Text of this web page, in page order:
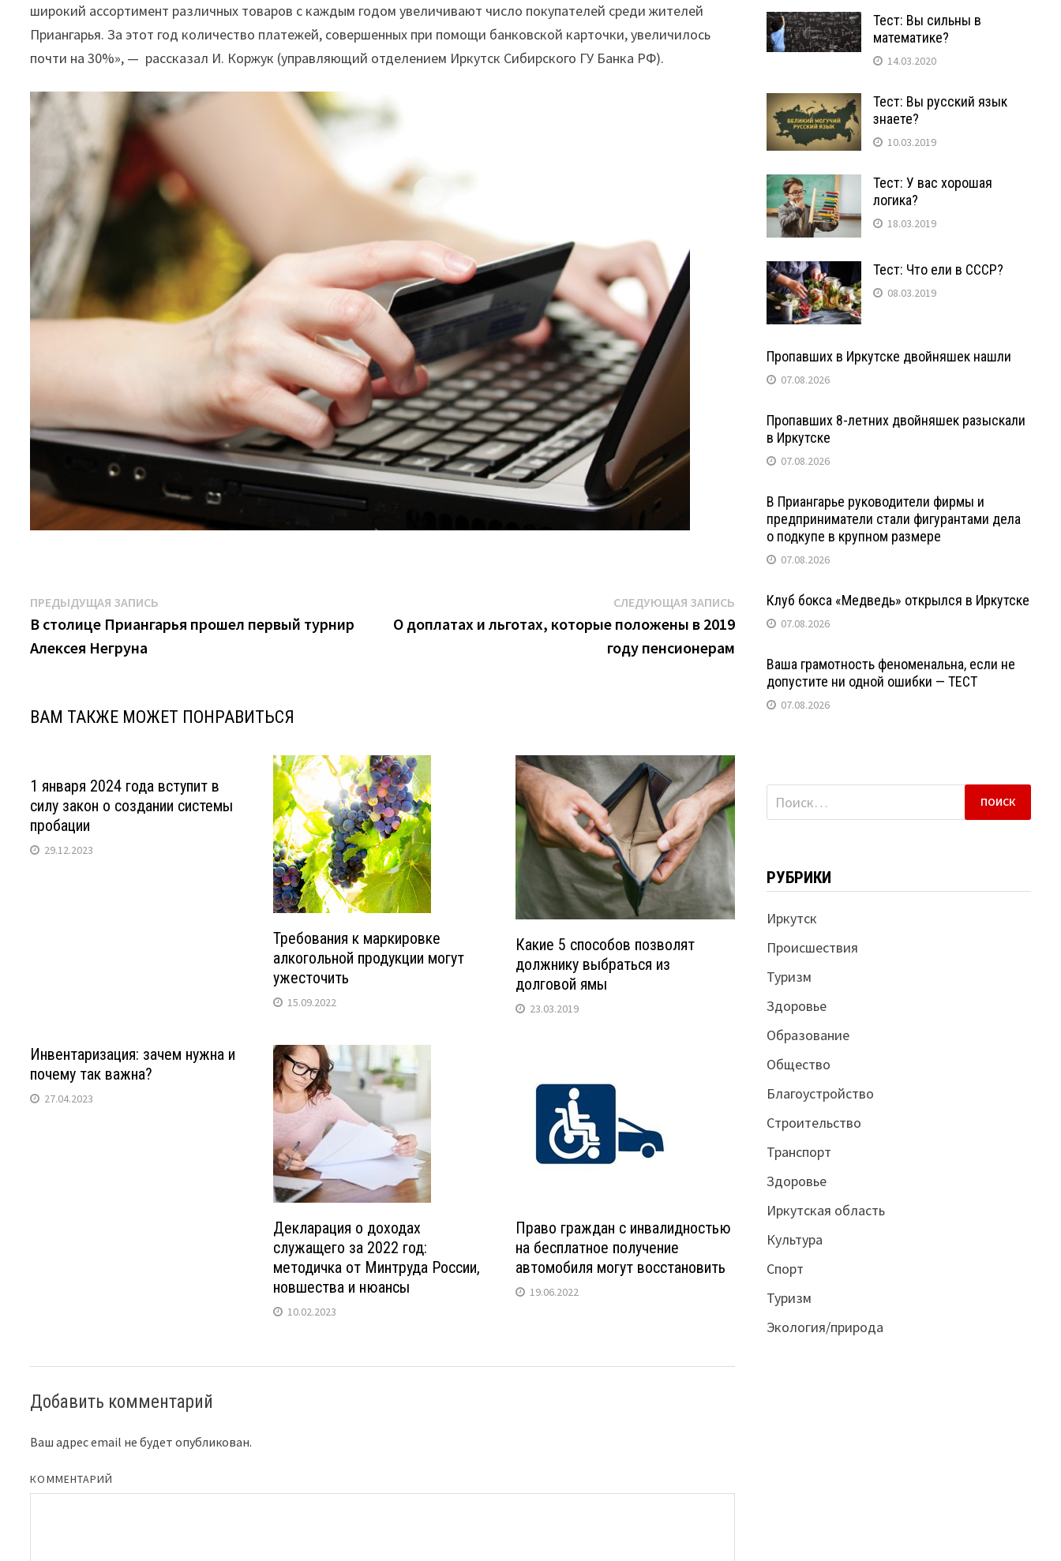
широкий ассортимент различных товаров с каждым годом увеличивают число покупателей среди жителей
Приангарья. За этот год количество платежей, совершенных при помощи банковской карточки, увеличилось
почти на 30%», — рассказал И. Коржук (управляющий отделением Иркутск Сибирского ГУ Банка РФ).
Навигация
по
записям
ПРЕДЫДУЩАЯ ЗАПИСЬ
запись:
В столице Приангарья прошел первый турнир
Алексея Негруна
СЛЕДУЮЩАЯ ЗАПИСЬСледующая
запись:
О доплатах и льготах, которые положены в 2019
году пенсионерам
ВАМ ТАКЖЕ МОЖЕТ ПОНРАВИТЬСЯ
1 января 2024 года вступит в
силу закон о создании системы
пробации
29.12.2023
Требования к маркировке
алкогольной продукции могут
ужесточить
15.09.2022
Какие 5 способов позволят
должнику выбраться из
долговой ямы
23.03.2019
Инвентаризация: зачем нужна и
почему так важна?
27.04.2023
Декларация о доходах
служащего за 2022 год:
методичка от Минтруда России,
новшества и нюансы
10.02.2023
Право граждан с инвалидностью
на бесплатное получение
автомобиля могут восстановить
19.06.2022
Добавить комментарий
Ваш адрес email не будет опубликован.
КОММЕНТАРИЙ
Тест: Вы сильны в
математике?
14.03.2020
Тест: Вы русский язык
знаете?
10.03.2019
Тест: У вас хорошая
логика?
18.03.2019
Тест: Что ели в СССР?
08.03.2019
Пропавших в Иркутске двойняшек нашли
07.08.2026
Пропавших 8-летних двойняшек разыскали
в Иркутске
07.08.2026
В Приангарье руководители фирмы и
предприниматели стали фигурантами дела
о подкупе в крупном размере
07.08.2026
Клуб бокса «Медведь» открылся в Иркутске
07.08.2026
Ваша грамотность феноменальна, если не
допустите ни одной ошибки — ТЕСТ
07.08.2026
Найти:
РУБРИКИ
Иркутск
Происшествия
Туризм
Здоровье
Образование
Общество
Благоустройство
Строительство
Транспорт
Здоровье
Иркутская область
Культура
Спорт
Туризм
Экология/природа